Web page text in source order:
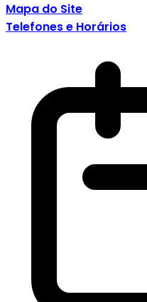
Mapa do Site
Telefones e Horários